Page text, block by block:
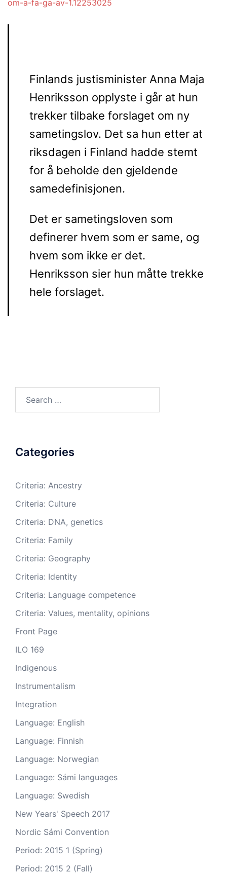
om-a-fa-ga-av-1.12253025
Finlands justisminister Anna Maja
Henriksson opplyste i går at hun
trekker tilbake forslaget om ny
sametingslov. Det sa hun etter at
riksdagen i Finland hadde stemt
for å beholde den gjeldende
samedefinisjonen.
Det er sametingsloven som
definerer hvem som er same, og
hvem som ikke er det.
Henriksson sier hun måtte trekke
hele forslaget.
Categories
Criteria: Ancestry
Criteria: Culture
Criteria: DNA, genetics
Criteria: Family
Criteria: Geography
Criteria: Identity
Criteria: Language competence
Criteria: Values, mentality, opinions
Front Page
ILO 169
Indigenous
Instrumentalism
Integration
Language: English
Language: Finnish
Language: Norwegian
Language: Sámi languages
Language: Swedish
New Years' Speech 2017
Nordic Sámi Convention
Period: 2015 1 (Spring)
Period: 2015 2 (Fall)